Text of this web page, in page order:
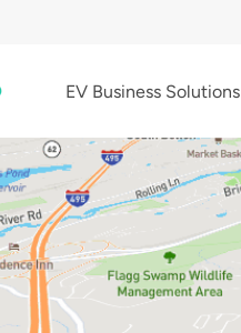
EV Business Solutions